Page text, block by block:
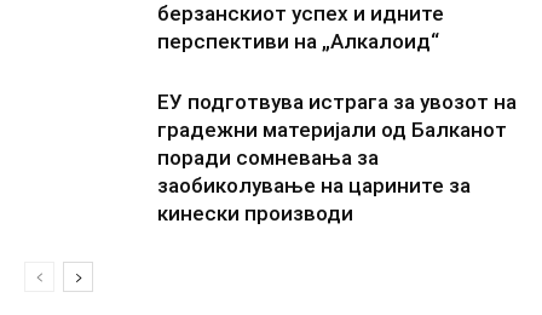
берзанскиот успех и идните
перспективи на „Алкалоид“
ЕУ подготвува истрага за увозот на
градежни материјали од Балканот
поради сомневања за
заобиколување на царините за
кинески производи